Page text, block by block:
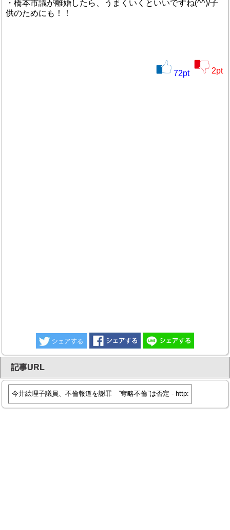
・橋本市議が離婚したら、うまくいくといいですね(^^)/子
供のためにも！！
72pt 2pt
記事URL